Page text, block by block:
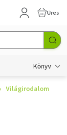
Üres
Könyv
Világirodalom